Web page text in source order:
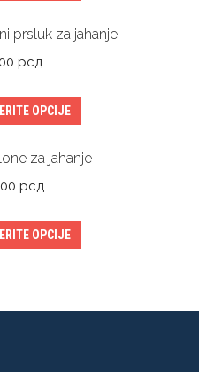
prsluk za jahanje
рсд
OPCIJE
za jahanje
рсд
OPCIJE